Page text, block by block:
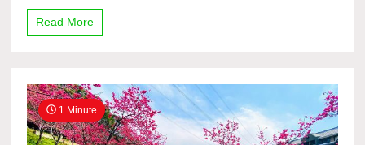
Read More
1 Minute